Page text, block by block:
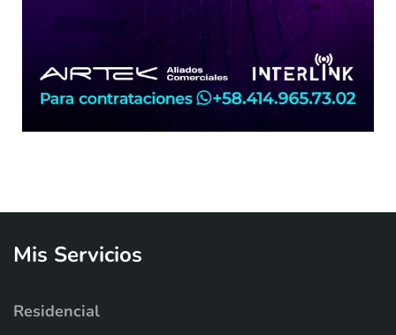
Mis Servicios
Residencial